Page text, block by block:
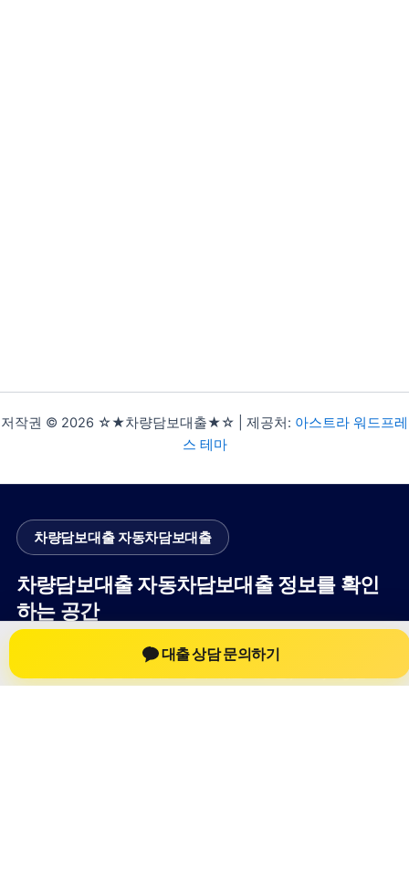
저작권 © 2026 ☆★차량담보대출★☆ | 제공처: 아스트라 워드프레
스 테마
차량담보대출 자동차담보대출
차량담보대출 자동차담보대출 정보를 확인
하는 공간
차량담보대출 자동차담보대출 관련 상담 정보, 차량 시세와 한도
대출 상담 문의하기